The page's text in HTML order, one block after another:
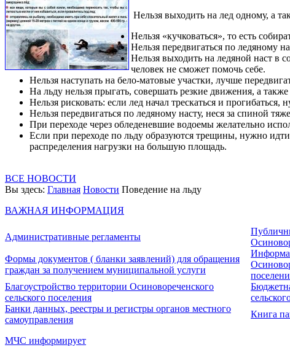
Нельзя выходить на лед одному, а
Нельзя «кучковаться», то есть
Нельзя передвигаться по ледяному
Нельзя выходить на ледяной наст в
человек не сможет помочь себе.
Нельзя наступать на бело-матовые участки, лучше
На льду нельзя прыгать, совершать резкие движения, а
Нельзя рисковать: если лед начал трескаться и
Нельзя передвигаться по ледяному насту, неся за спиной
При переходе через обледеневшие водоемы желательно
Если при переходе по льду образуются трещины, нужно
распределения нагрузки на большую площадь.
ВСЕ НОВОСТИ
Вы здесь: Главная Новости Поведение на льду
ВАЖНАЯ ИНФОРМАЦИЯ
Административные регламенты
Формы документов ( бланки заявлений) для обращения
граждан за получением муниципальной услуги
Благоустройство территории Осиновореченского
сельского поселения
Банки данных, реестры и регистры органов местного
самоуправления
Книга
МЧС информирует